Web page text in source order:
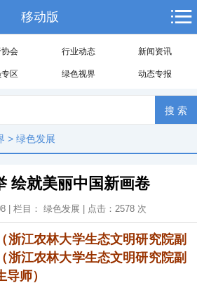
移动版
协会 行业动态 新闻资讯
区 绿色视界 动态专报
> 绿色发展
绘就美丽中国新画卷
| 栏目： 绿色发展 | 点击： 2578 次
江农林大学生态文明研究院副
浙江农林大学生态文明研究院副
师）